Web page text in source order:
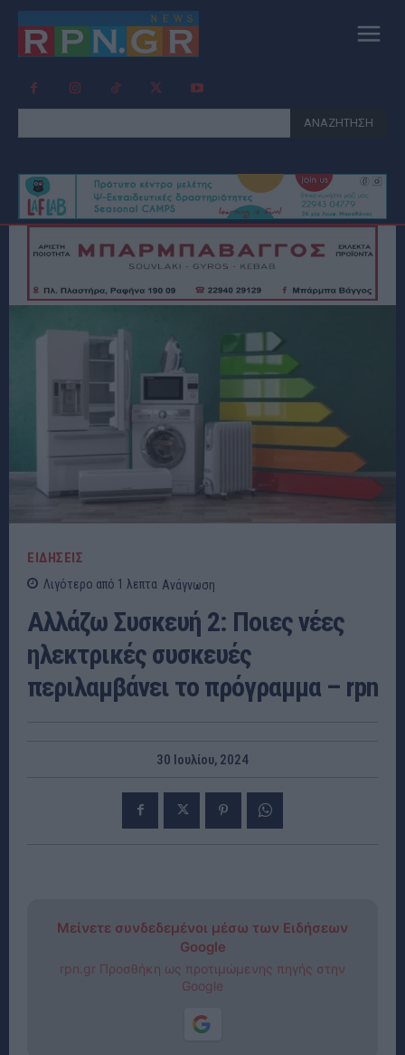
ΑΝΑΖΗΤΗΣΗ
ΕΙΔΗΣΕΙΣ
Λιγότερο από 1 λεπτα Ανάγνωση
Αλλάζω Συσκευή 2: Ποιες νέες
ηλεκτρικές συσκευές
περιλαμβάνει το πρόγραμμα – rpn
30 Ιουλίου, 2024
Μείνετε συνδεδεμένοι μέσω των Ειδήσεων
Google
rpn.gr Προσθήκη ως προτιμώμενης πηγής στην
Google